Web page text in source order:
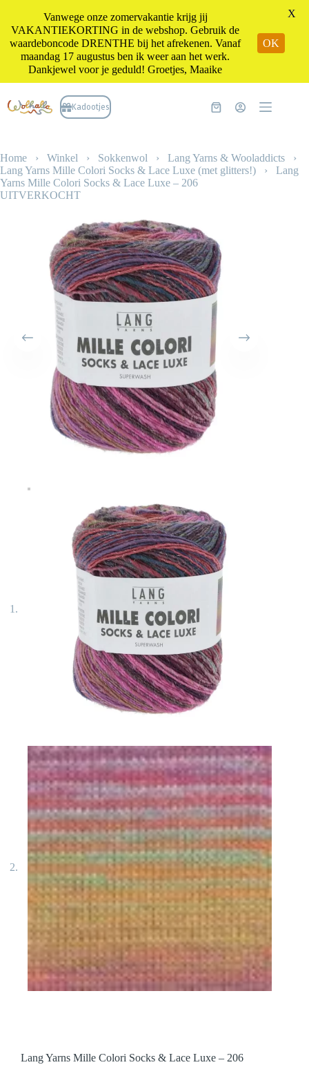
naar
de
Kadootjes Winkelwagen
Home › Winkel › Sokkenwol › Lang Yarns & Wooladdicts ›
Lang Yarns Mille Colori Socks & Lace Luxe (met glitters!) › Lang
Yarns Mille Colori Socks & Lace Luxe – 206
UITVERKOCHT
Lang Yarns Mille Colori Socks & Lace Luxe – 206
Vanwege onze zomervakantie krijg jij
VAKANTIEKORTING in de webshop. Gebruik de
waardeboncode DRENTHE bij het afrekenen. Vanaf
maandag 17 augustus ben ik weer aan het werk.
Dankjewel voor je geduld! Groetjes, Maaike
OK
X